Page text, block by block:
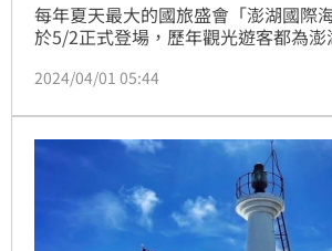
每年夏天最大的國旅盛會「澎湖國際
於5/2正式登場，歷年觀光遊客都為
2024/04/01 05:44